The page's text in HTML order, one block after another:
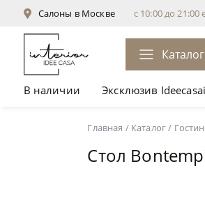
Салоны в Москве с 10:00 до
Каталог
В наличии Эксклюзив
Главная / Каталог/
Стол